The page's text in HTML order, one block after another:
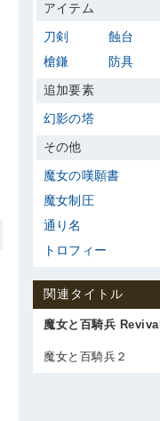
アイテム
刀剣
蝕台
槍鎌
防具
追加要素
幻影の塔
その他
魔女の嘆願書
魔女制圧
通り名
トロフィー
関連タイトル
魔女と百騎兵 Revival
魔女と百騎兵２